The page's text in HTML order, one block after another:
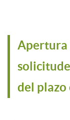
Apertura
del